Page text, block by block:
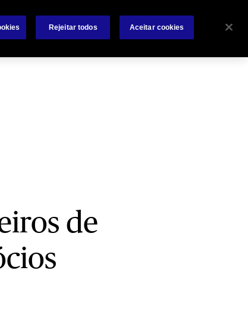
de
Rejeitar todos Aceitar cookies